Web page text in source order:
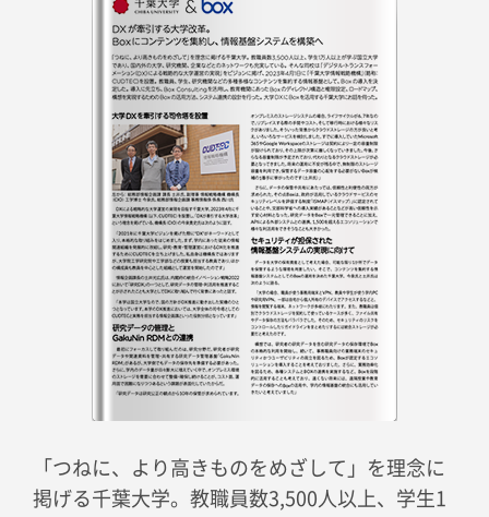
「つねに、より高きものをめざして」を理念に
掲げる千葉大学。教職員数3,500人以上、学生1